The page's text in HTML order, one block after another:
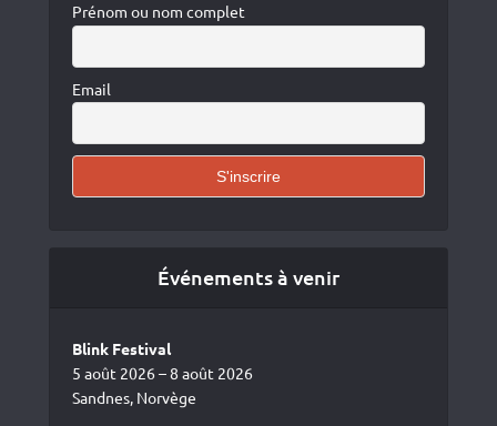
Prénom ou nom complet
Email
Événements à venir
Blink Festival
5 août 2026 – 8 août 2026
Sandnes, Norvège